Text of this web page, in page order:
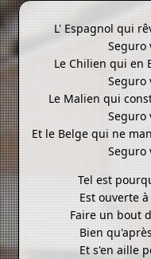
L' Espagnol qui
Seguro
Le Chilien qui en
Seguro
Le Malien qui
Seguro
Et le Belge qui ne
Seguro
Tel est
Est ouverte
Faire un bout
Bien
Et s'en aille